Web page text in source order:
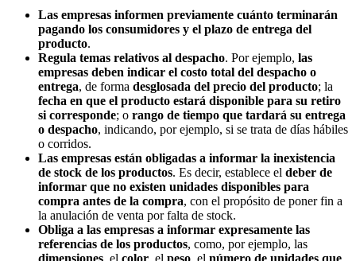
Las empresas informen previamente cuánto terminarán
pagando los consumidores y el plazo de entrega del
producto.
Regula temas relativos al despacho. Por ejemplo, las
empresas deben indicar el costo total del despacho o
entrega, de forma desglosada del precio del producto; la
fecha en que el producto estará disponible para su retiro
si corresponde; o rango de tiempo que tardará su entrega
o despacho, indicando, por ejemplo, si se trata de días hábiles
o corridos.
Las empresas están obligadas a informar la inexistencia
de stock de los productos. Es decir, establece el deber de
informar que no existen unidades disponibles para
compra antes de la compra, con el propósito de poner fin a
la anulación de venta por falta de stock.
Obliga a las empresas a informar expresamente las
referencias de los productos, como, por ejemplo, las
dimensiones, el color, el peso, el número de unidades que